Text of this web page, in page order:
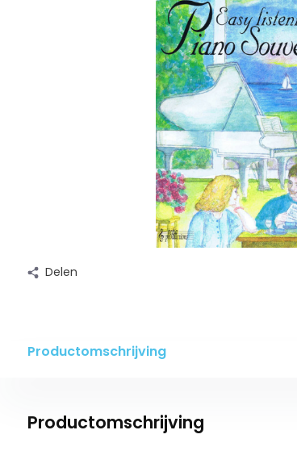
Delen
Productomschrijving
Productomschrijving